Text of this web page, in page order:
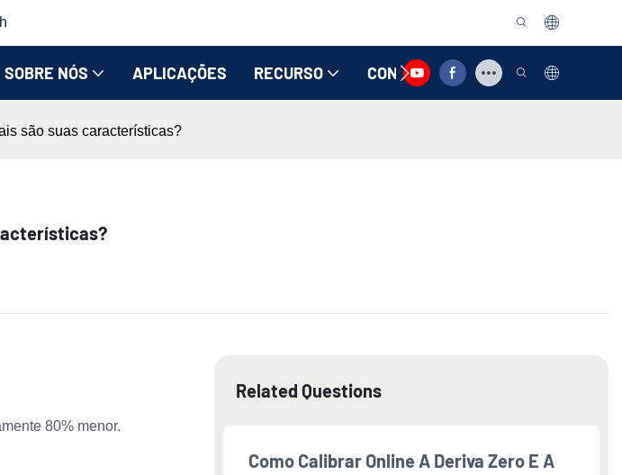
SOBRE NÓS APLICAÇÕES RECURSO CONTATE-NOS
são suas características?
80% menor.
Related Questions
Como Calibrar Online A Deriva Zero E A